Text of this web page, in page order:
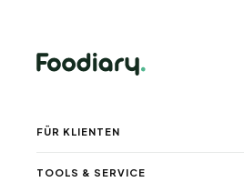
FÜR KLIENTEN
TOOLS & SERVICE